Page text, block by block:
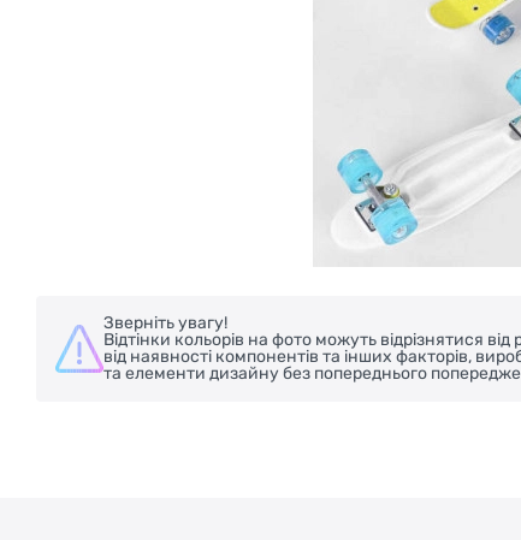
Зверніть увагу!
Відтінки кольорів на фото можуть відрізнятися
від наявності компонентів та інших факторів,
та елементи дизайну без попереднього